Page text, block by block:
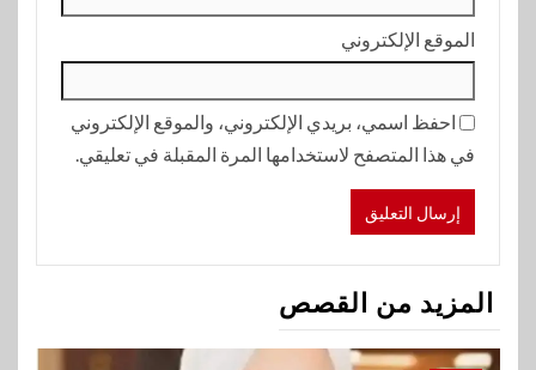
الموقع الإلكتروني
احفظ اسمي، بريدي الإلكتروني، والموقع الإلكتروني
في هذا المتصفح لاستخدامها المرة المقبلة في تعليقي.
المزيد من القصص